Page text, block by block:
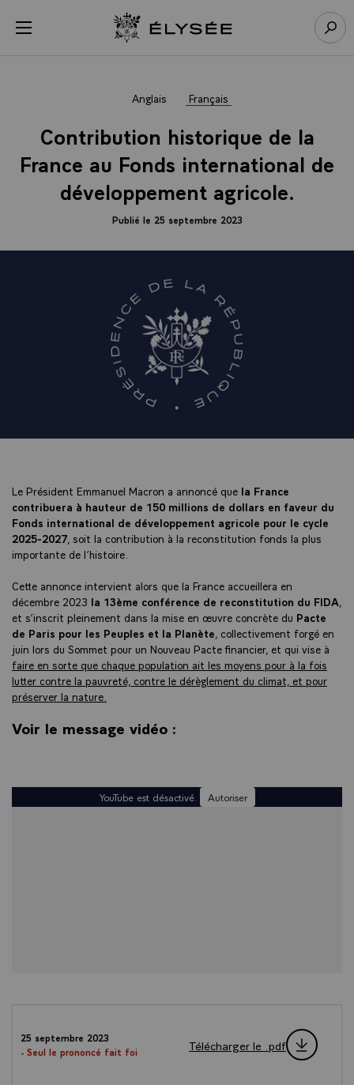
menu Retour à l’accueil Élysée
Anglais Français
Contribution historique de la
France au Fonds international de
développement agricole.
Publié le 25 septembre 2023
Le Président Emmanuel Macron a annoncé que la France
contribuera à hauteur de 150 millions de dollars en faveur du
Fonds international de développement agricole pour le cycle
2025-2027 , soit la contribution à la reconstitution fonds la plus
importante de l’histoire.
Cette annonce intervient alors que la France accueillera en
décembre 2023 la 13ème conférence de reconstitution du FIDA
et s’inscrit pleinement dans la mise en œuvre concrète du Pacte
de Paris pour les Peuples et la Planète , collectivement forgé en
juin lors du Sommet pour un Nouveau Pacte financier, et qui vise à
faire en sorte que chaque population ait les moyens pour à la fois
lutter contre la pauvreté, contre le dérèglement du climat, et pour
préserver la nature.
Voir le message vidéo :
YouTube est désactivé. Autoriser
25 septembre 2023
- Seul le prononcé fait foi
Télécharger le .pdf
Panneau de gestion des cookies